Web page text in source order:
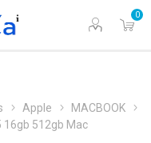
0
Apple
MACBOOK
16gb 512gb Mac